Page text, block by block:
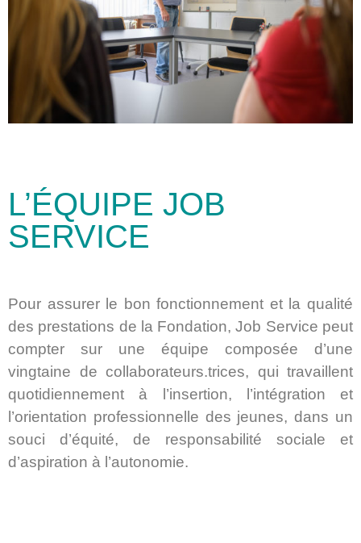
L’ÉQUIPE JOB
SERVICE
Pour assurer le bon fonctionnement et la qualité
des prestations de la Fondation, Job Service peut
compter sur une équipe composée d’une
vingtaine de collaborateurs.trices, qui travaillent
quotidiennement à l’insertion, l’intégration et
l’orientation professionnelle des jeunes, dans un
souci d’équité, de responsabilité sociale et
d’aspiration à l’autonomie.